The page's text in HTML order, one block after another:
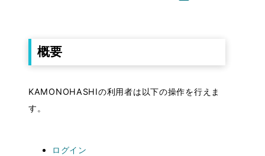
・導入について
・利用について
HOW-TO GUIDE
概要
KAMONOHASHIの利用者は以下の操作を行えま
す。
ログイン